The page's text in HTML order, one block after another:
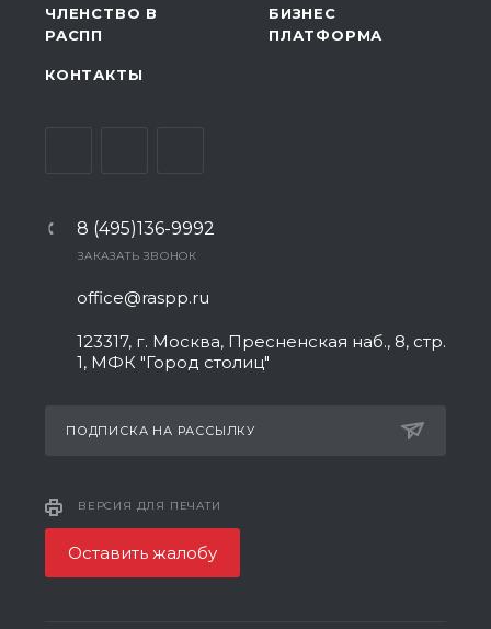
ЧЛЕНСТВО В
РАСПП
БИЗНЕС
ПЛАТФОРМА
КОНТАКТЫ
8 (495)136-9992
ЗАКАЗАТЬ ЗВОНОК
office@raspp.ru
123317, г. Москва, Пресненская наб., 8, стр.
1, МФК "Город столиц"
ПОДПИСКА НА РАССЫЛКУ
ВЕРСИЯ ДЛЯ ПЕЧАТИ
Оставить жалобу